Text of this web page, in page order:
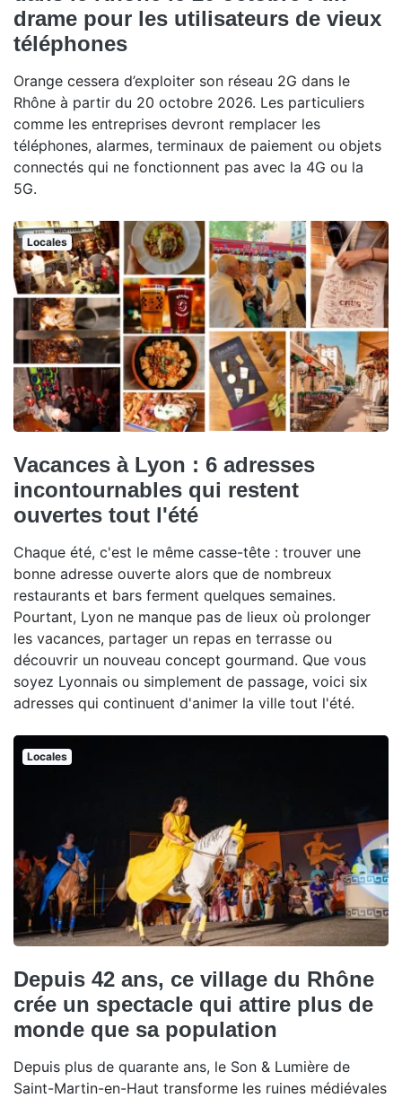
drame pour les utilisateurs de vieux
téléphones
Orange cessera d’exploiter son réseau 2G dans le
Rhône à partir du 20 octobre 2026. Les particuliers
comme les entreprises devront remplacer les
téléphones, alarmes, terminaux de paiement ou objets
connectés qui ne fonctionnent pas avec la 4G ou la
5G.
Locales
Vacances à Lyon : 6 adresses
incontournables qui restent
ouvertes tout l'été
Chaque été, c'est le même casse-tête : trouver une
bonne adresse ouverte alors que de nombreux
restaurants et bars ferment quelques semaines.
Pourtant, Lyon ne manque pas de lieux où prolonger
les vacances, partager un repas en terrasse ou
découvrir un nouveau concept gourmand. Que vous
soyez Lyonnais ou simplement de passage, voici six
adresses qui continuent d'animer la ville tout l'été.
Locales
Depuis 42 ans, ce village du Rhône
crée un spectacle qui attire plus de
monde que sa population
Depuis plus de quarante ans, le Son & Lumière de
Saint-Martin-en-Haut transforme les ruines médiévales